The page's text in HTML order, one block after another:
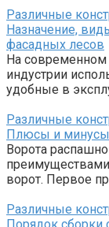
Различные
Назначение,
фасадных лесов
На современном
индустрии
удобные в
Различные
Плюсы и минусы
Ворота
ворот. Первое
Различные